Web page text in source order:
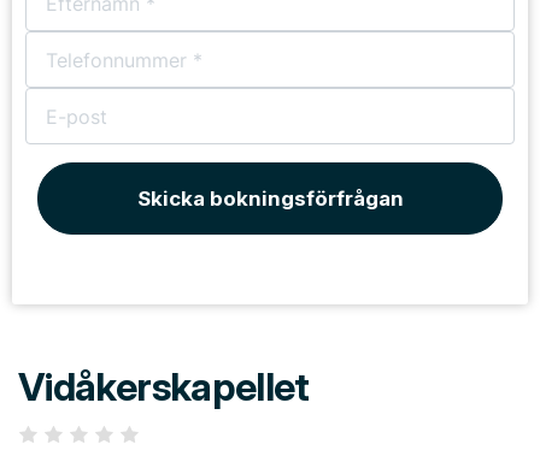
Skicka bokningsförfrågan
Vidåkerskapellet